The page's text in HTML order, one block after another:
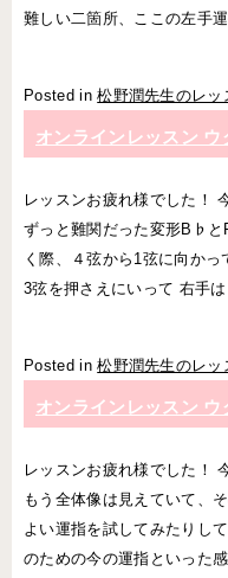
難しい二箇所、ここの左手
Posted in 松野潤先生のレッ
オンラインレッスン
レッスンお疲れ様でした！
ずっと難関だった変形B♭と
く際、４弦から1弦に向か
3弦を押さえにいって 右手
Posted in 松野潤先生のレッ
オンラインレッスン
レッスンお疲れ様でした！
もう全体像は見えていて、
よい運指を試してみたりし
のための今の運指といった